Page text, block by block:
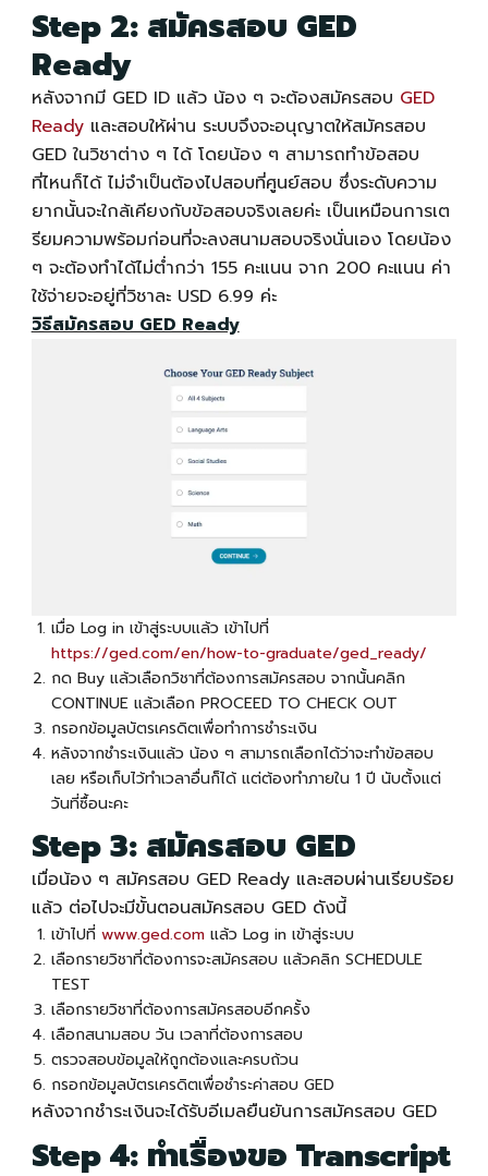
Step 2: สมัครสอบ GED
Ready
หลังจากมี GED ID แล้ว น้อง ๆ จะต้องสมัครสอบ GED
Ready และสอบให้ผ่าน ระบบจึงจะอนุญาตให้สมัครสอบ
GEDในวิชาต่าง ๆ ได้ โดยน้อง ๆ สามารถทำข้อสอบ
ที่ไหนก็ได้ ไม่จำเป็นต้องไปสอบที่ศูนย์สอบ ซึ่งระดับความ
ยากนั้นจะใกล้เคียงกับข้อสอบจริงเลยค่ะ เป็นเหมือนการเต
รียมความพร้อมก่อนที่จะลงสนามสอบจริงนั่นเอง โดยน้อง
ๆ จะต้องทำได้ไม่ต่ำกว่า 155 คะแนน จาก 200 คะแนน ค่า
ใช้จ่ายจะอยู่ที่วิชาละ USD 6.99 ค่ะ
วิธีสมัครสอบ GED Ready
เมื่อ Log in เข้าสู่ระบบแล้ว เข้าไปที่
https://ged.com/en/how-to-graduate/ged_ready/
กด Buy แล้วเลือกวิชาที่ต้องการสมัครสอบ จากนั้นคลิก
CONTINUE แล้วเลือก PROCEED TO CHECK OUT
กรอกข้อมูลบัตรเครดิตเพื่อทำการชำระเงิน
หลังจากชำระเงินแล้ว น้อง ๆ สามารถเลือกได้ว่าจะทำข้อสอบ
เลย หรือเก็บไว้ทำเวลาอื่นก็ได้ แต่ต้องทำภายใน 1 ปี นับตั้งแต่
วันที่ซื้อนะคะ
Step 3: สมัครสอบ GED
เมื่อน้อง ๆ สมัครสอบ GEDReady และสอบผ่านเรียบร้อย
แล้ว ต่อไปจะมีขั้นตอนสมัครสอบ GEDดังนี้
เข้าไปที่ www.ged.comแล้ว Log in เข้าสู่ระบบ
เลือกรายวิชาที่ต้องการจะสมัครสอบ แล้วคลิก SCHEDULE
TEST
เลือกรายวิชาที่ต้องการสมัครสอบอีกครั้ง
เลือกสนามสอบ วัน เวลาที่ต้องการสอบ
ตรวจสอบข้อมูลให้ถูกต้องและครบถ้วน
กรอกข้อมูลบัตรเครดิตเพื่อชำระค่าสอบ GED
หลังจากชำระเงินจะได้รับอีเมลยืนยันการสมัครสอบ GED
Step 4: ทำเรื่องขอ Transcript